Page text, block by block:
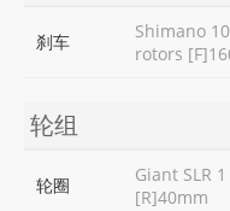
刹车
Shimano
rotors
轮组
轮圈
Giant SLR
[R]40mm